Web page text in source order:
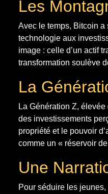
Les
Avec le temps, Bitcoin
technologie aux
image : celle d’un actif
transformation soulève
La
La Génération Z,
des investissements
propriété et le pouvoir
comme un « réservoir
Une
Pour séduire les